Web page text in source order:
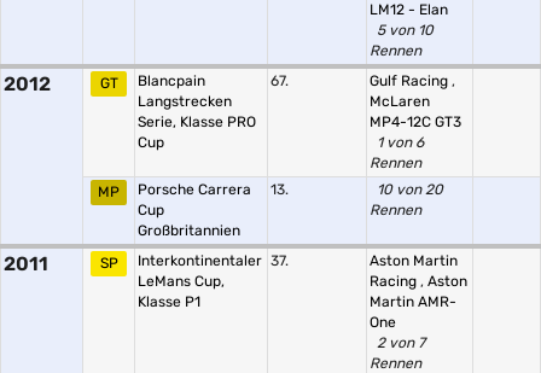
LM12 - Elan
5 von 10
Rennen
2012 GT
Blancpain
Langstrecken
Serie, Klasse PRO
Cup
67. Gulf Racing ,
McLaren
MP4-12C GT3
1 von 6
Rennen
MP
Porsche Carrera
Cup
Großbritannien
13.
10 von 20
Rennen
2011 SP
Interkontinentaler
LeMans Cup,
Klasse P1
37.
Aston Martin
Racing , Aston
Martin AMR-
One
2 von 7
Rennen